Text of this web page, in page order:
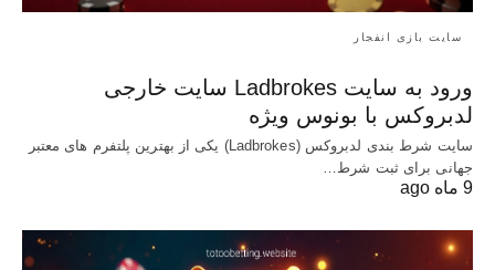
سایت بازی انفجار
ورود به سایت Ladbrokes سایت خارجی
لدبروکس با بونوس ویژه
سایت شرط بندی لدبروکس (Ladbrokes) یکی از بهترین پلتفرم های معتبر
جهانی برای ثبت شرط…
9 ماه ago